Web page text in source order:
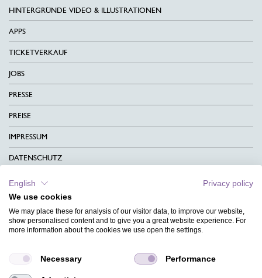
HINTERGRÜNDE VIDEO & ILLUSTRATIONEN
APPS
TICKETVERKAUF
JOBS
PRESSE
PREISE
IMPRESSUM
DATENSCHUTZ
KONTAKT
AGB
CHARITY
MAGAZIN
English
Privacy policy
We use cookies
We may place these for analysis of our visitor data, to improve our website,
show personalised content and to give you a great website experience. For
more information about the cookies we use open the settings.
Necessary Performance